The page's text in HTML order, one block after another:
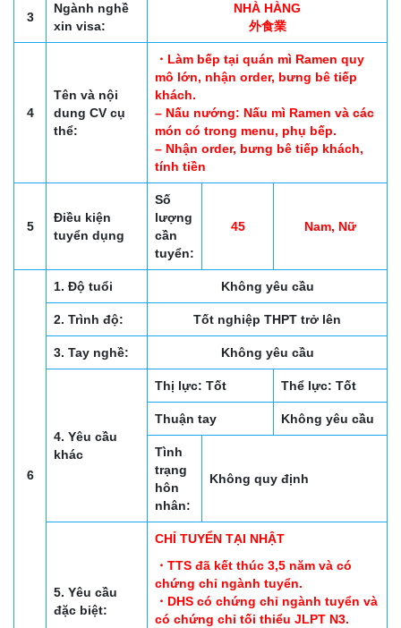
3
Ngành nghề
xin visa:
NHÀ HÀNG
外食業
4
Tên và nội
dung CV cụ
thể:
・Làm bếp tại quán mì Ramen quy
mô lớn, nhận order, bưng bê tiếp
khách.
– Nấu nướng: Nấu mì Ramen và các
món có trong menu, phụ bếp.
– Nhận order, bưng bê tiếp khách,
tính tiền
5
Điều kiện
tuyển dụng
Số
lượng
cần
tuyển:
45 Nam, Nữ
6
1. Độ tuổi Không yêu cầu
2. Trình độ: Tốt nghiệp THPT trở lên
3. Tay nghề: Không yêu cầu
4. Yêu cầu
khác
Thị lực: Tốt Thể lực: Tốt
Thuận tay Không yêu cầu
Tình
trạng
hôn
nhân:
Không quy định
5. Yêu cầu
đặc biệt:
CHỈ TUYỂN TẠI NHẬT
・TTS đã kết thúc 3,5 năm và có
chứng chỉ ngành tuyển.
・DHS có chứng chỉ ngành tuyển và
có chứng chỉ tối thiểu JLPT N3.